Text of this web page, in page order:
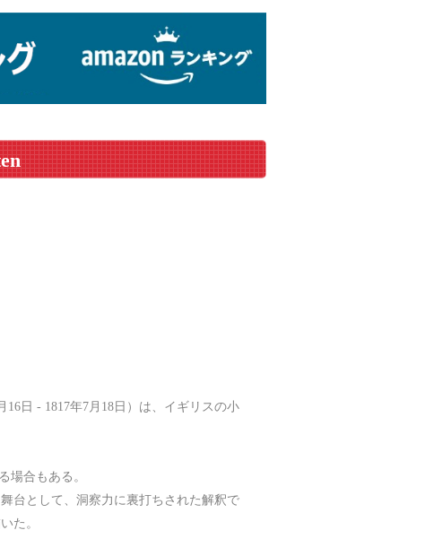
16日 - 1817年7月18日）は、イギリスの小
場合もある。
台として、洞察力に裏打ちされた解釈で
た。